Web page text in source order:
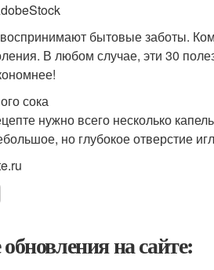
бытовые заботы.
В любом случае, эти 30
сока
нужно всего несколько
но глубокое отверстие
на сайте: